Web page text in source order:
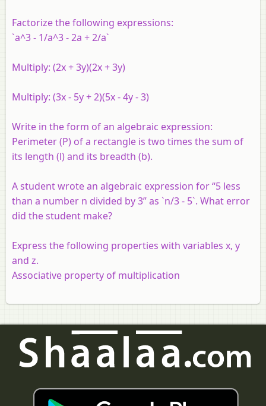
Factorize the following expressions:
`a^3 - 1/a^3 - 2a + 2/a`
Multiply: (2x + 3y)(2x + 3y)
Multiply: (3x - 5y + 2)(5x - 4y - 3)
Write in the form of an algebraic expression:
Perimeter (P) of a rectangle is two times the sum of
its length (l) and its breadth (b).
A student wrote an algebraic expression for “5 less
than a number n divided by 3” as `n/3 - 5`. What error
did the student make?
Express the following properties with variables x, y
and z.
Associative property of multiplication